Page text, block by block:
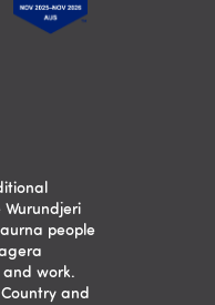
people
and work.
and